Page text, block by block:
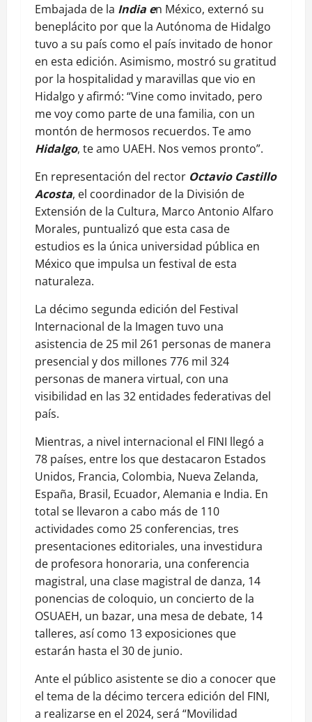
Embajada de la India en México, externó su
beneplácito por que la Autónoma de Hidalgo
tuvo a su país como el país invitado de honor
en esta edición. Asimismo, mostró su gratitud
por la hospitalidad y maravillas que vio en
Hidalgo y afirmó: “Vine como invitado, pero
me voy como parte de una familia, con un
montón de hermosos recuerdos. Te amo
Hidalgo, te amo UAEH. Nos vemos pronto”.
En representación del rector Octavio Castillo
Acosta, el coordinador de la División de
Extensión de la Cultura, Marco Antonio Alfaro
Morales, puntualizó que esta casa de
estudios es la única universidad pública en
México que impulsa un festival de esta
naturaleza.
La décimo segunda edición del Festival
Internacional de la Imagen tuvo una
asistencia de 25 mil 261 personas de manera
presencial y dos millones 776 mil 324
personas de manera virtual, con una
visibilidad en las 32 entidades federativas del
país.
Mientras, a nivel internacional el FINI llegó a
78 países, entre los que destacaron Estados
Unidos, Francia, Colombia, Nueva Zelanda,
España, Brasil, Ecuador, Alemania e India. En
total se llevaron a cabo más de 110
actividades como 25 conferencias, tres
presentaciones editoriales, una investidura
de profesora honoraria, una conferencia
magistral, una clase magistral de danza, 14
ponencias de coloquio, un concierto de la
OSUAEH, un bazar, una mesa de debate, 14
talleres, así como 13 exposiciones que
estarán hasta el 30 de junio.
Ante el público asistente se dio a conocer que
el tema de la décimo tercera edición del FINI,
a realizarse en el 2024, será “Movilidad